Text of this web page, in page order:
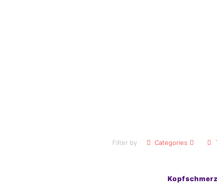
Filter by Categories